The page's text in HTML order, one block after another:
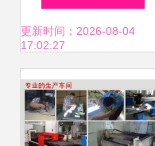
告,设计模板,汇图
网
更新时间：2026-08-04
17:02:27